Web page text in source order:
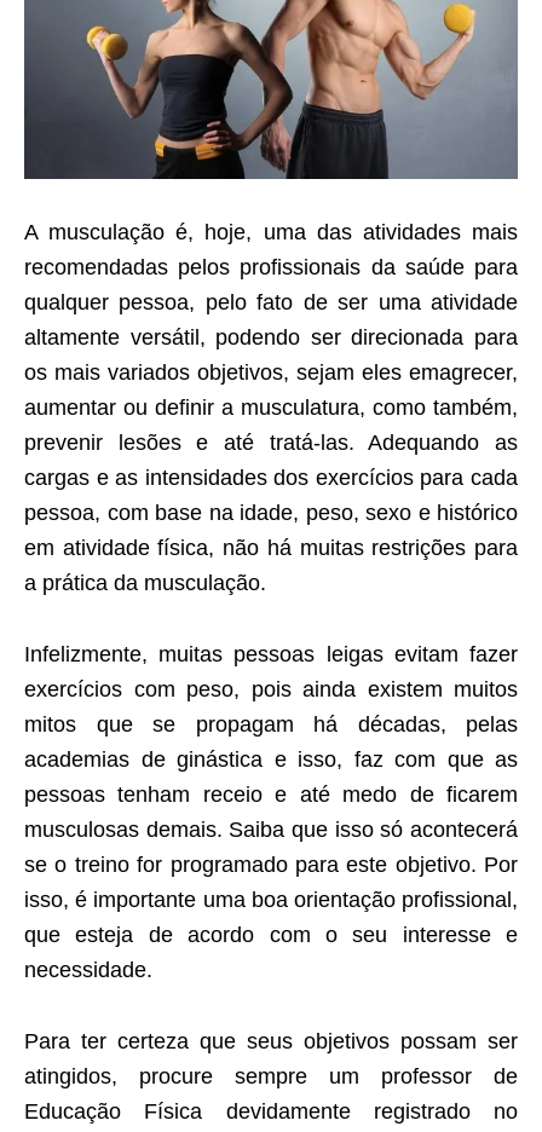
A musculação é, hoje, uma das atividades mais
recomendadas pelos profissionais da saúde para
qualquer pessoa, pelo fato de ser uma atividade
altamente versátil, podendo ser direcionada para
os mais variados objetivos, sejam eles emagrecer,
aumentar ou definir a musculatura, como também,
prevenir lesões e até tratá-las. Adequando as
cargas e as intensidades dos exercícios para cada
pessoa, com base na idade, peso, sexo e histórico
em atividade física, não há muitas restrições para
a prática da musculação.
Infelizmente, muitas pessoas leigas evitam fazer
exercícios com peso, pois ainda existem muitos
mitos que se propagam há décadas, pelas
academias de ginástica e isso, faz com que as
pessoas tenham receio e até medo de ficarem
musculosas demais. Saiba que isso só acontecerá
se o treino for programado para este objetivo. Por
isso, é importante uma boa orientação profissional,
que esteja de acordo com o seu interesse e
necessidade.
Para ter certeza que seus objetivos possam ser
atingidos, procure sempre um professor de
Educação Física devidamente registrado no